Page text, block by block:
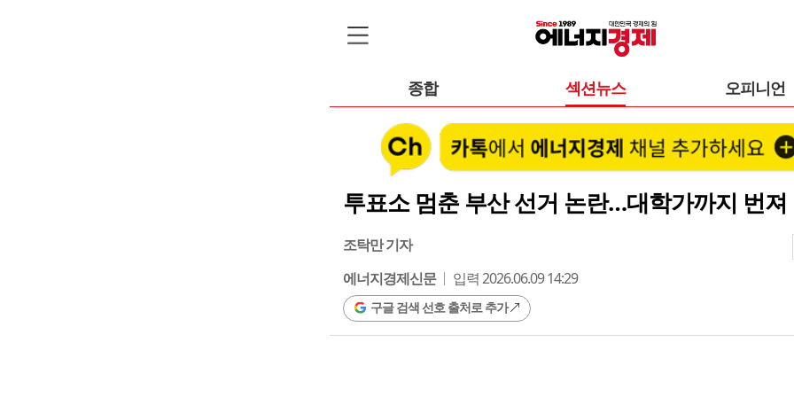
종합 섹션뉴스 오피니언
투표소 멈춘 부산 선거 논란…대학가까지 번져
조탁만 기자
에너지경제신문
입력 2026.06.09 14:29
구글 검색 선호 출처로 추가